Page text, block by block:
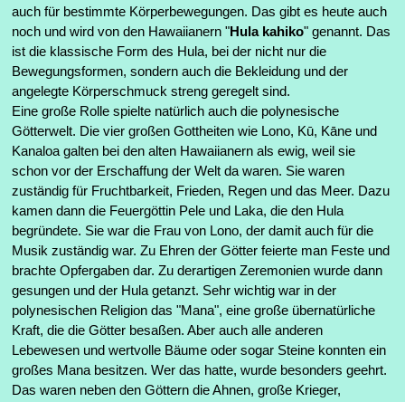
auch für bestimmte Körperbewegungen. Das gibt es heute auch
noch und wird von den Hawaiianern "Hula kahiko" genannt. Das
ist die klassische Form des Hula, bei der nicht nur die
Bewegungsformen, sondern auch die Bekleidung und der
angelegte Körperschmuck streng geregelt sind.
Eine große Rolle spielte natürlich auch die polynesische
Götterwelt. Die vier großen Gottheiten wie Lono, Kū, Kāne und
Kanaloa galten bei den alten Hawaiianern als ewig, weil sie
schon vor der Erschaffung der Welt da waren. Sie waren
zuständig für Fruchtbarkeit, Frieden, Regen und das Meer. Dazu
kamen dann die Feuergöttin Pele und Laka, die den Hula
begründete. Sie war die Frau von Lono, der damit auch für die
Musik zuständig war. Zu Ehren der Götter feierte man Feste und
brachte Opfergaben dar. Zu derartigen Zeremonien wurde dann
gesungen und der Hula getanzt. Sehr wichtig war in der
polynesischen Religion das "Mana", eine große übernatürliche
Kraft, die die Götter besaßen. Aber auch alle anderen
Lebewesen und wertvolle Bäume oder sogar Steine konnten ein
großes Mana besitzen. Wer das hatte, wurde besonders geehrt.
Das waren neben den Göttern die Ahnen, große Krieger,